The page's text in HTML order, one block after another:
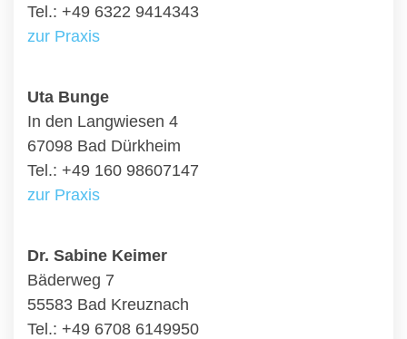
Tel.: +49 6322 9414343
zur Praxis
Uta Bunge
In den Langwiesen 4
67098 Bad Dürkheim
Tel.: +49 160 98607147
zur Praxis
Dr. Sabine Keimer
Bäderweg 7
55583 Bad Kreuznach
Tel.: +49 6708 6149950